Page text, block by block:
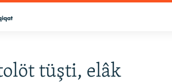
tüşti, elâk